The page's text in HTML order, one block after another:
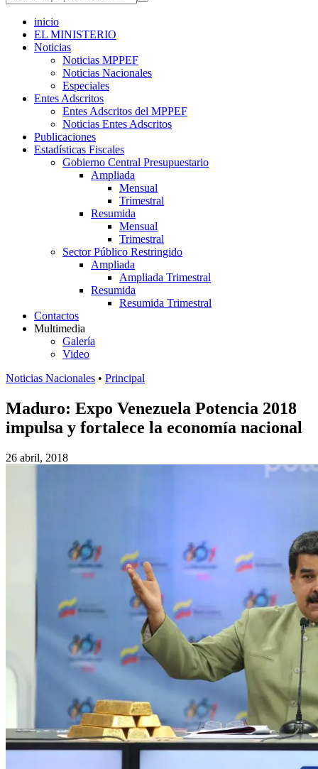
inicio
EL MINISTERIO
Noticias
Noticias MPPEF
Noticias Nacionales
Especiales
Entes Adscritos
Entes Adscritos del MPPEF
Noticias Entes Adscritos
Publicaciones
Estadísticas Fiscales
Gobierno Central Presupuestario
Ampliada
Mensual
Trimestral
Resumida
Mensual
Trimestral
Sector Público Restringido
Ampliada
Ampliada Trimestral
Resumida
Resumida Trimestral
Contactos
Multimedia
Galería
Video
Noticias Nacionales • Principal
Maduro: Expo Venezuela Potencia 2018
impulsa y fortalece la economía nacional
26 abril, 2018